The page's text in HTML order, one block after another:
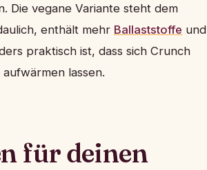
Die vegane Variante steht dem
enthält mehr Ballaststoffe und
praktisch ist, dass sich Crunch
lassen.
für deinen